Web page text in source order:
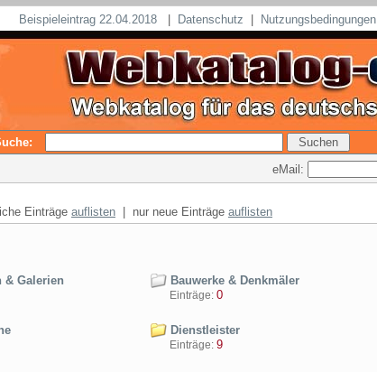
Beispieleintrag 22.04.2018 Datenschutz Nutzungsbedingungen
eMail:
Einträge auflisten | nur neue Einträge auflisten
& Galerien Bauwerke & Denkmäler
Einträge: 0
Dienstleister
Einträge: 9